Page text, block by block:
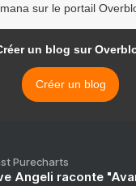
sur le portail
un blog sur
Créer un blog
Purecharts
Angeli raconte